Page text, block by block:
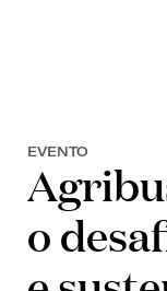
EVENTO
o